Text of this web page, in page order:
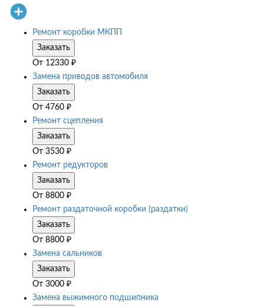
Ремонт коробки МКПП
Заказать
От 12330 ₽
Замена приводов автомобиля
Заказать
От 4760 ₽
Ремонт сцепления
Заказать
От 3530 ₽
Ремонт редукторов
Заказать
От 8800 ₽
Ремонт раздаточной коробки (раздатки)
Заказать
От 8800 ₽
Замена сальников
Заказать
От 3000 ₽
Замена выжимного подшипника